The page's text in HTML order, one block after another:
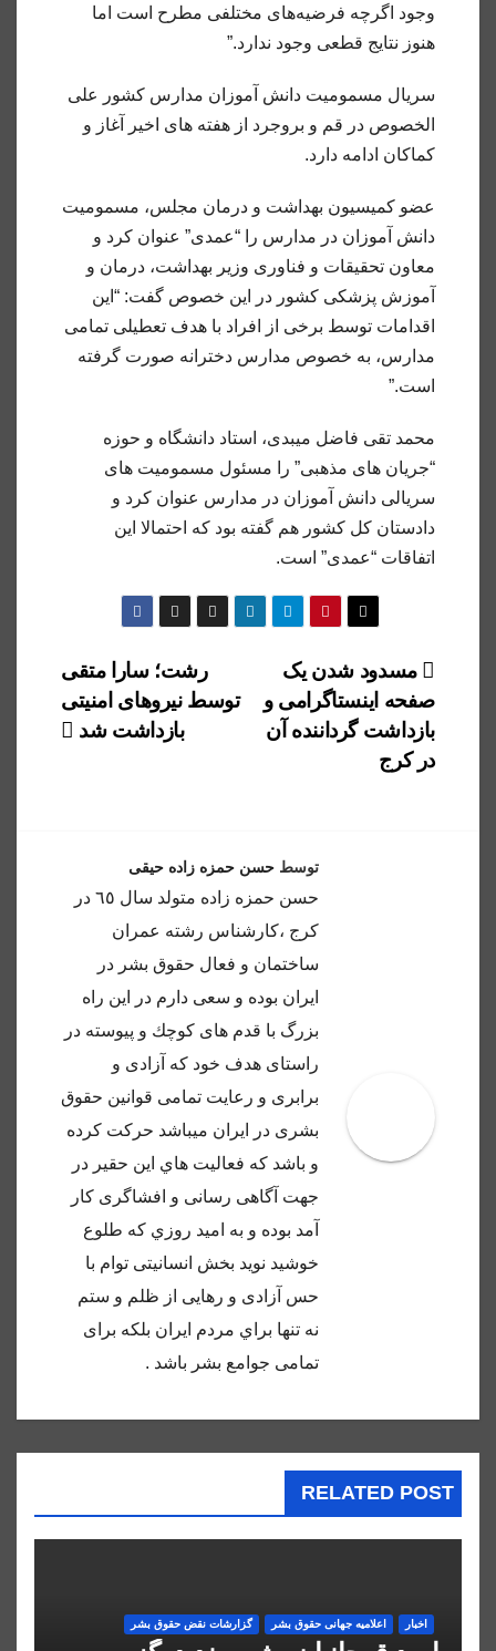
وجود اگرچه فرضیه‌های مختلفی مطرح است اما
هنوز نتایج قطعی‌ وجود ندارد.”
سریال مسمومیت دانش آموزان مدارس کشور علی
الخصوص در قم و بروجرد از هفته های اخیر آغاز و
کماکان ادامه دارد.
عضو کمیسیون بهداشت و درمان مجلس، مسمومیت
دانش آموزان در مدارس را “عمدی” عنوان کرد و
معاون تحقیقات و فناوری وزیر بهداشت، درمان و
آموزش پزشکی کشور در این خصوص گفت: “این
اقدامات توسط برخی از افراد با هدف تعطیلی تمامی
مدارس، به خصوص مدارس دخترانه صورت گرفته
است.”
محمد تقی فاضل میبدی، استاد دانشگاه و حوزه
“جریان های مذهبی” را مسئول مسمومیت های
سریالی دانش آموزان در مدارس عنوان کرد و
دادستان کل کشور هم گفته بود که احتمالا این
اتفاقات “عمدی” است.
راهبری
نوشته
رشت؛ سارا متقی
توسط نیروهای امنیتی
بازداشت شد
مسدود شدن یک
صفحه اینستاگرامی و
بازداشت گرداننده آن
در کرج
توسط حسن حمزه زاده حیقی
حسن حمزه زاده متولد سال ٦٥ در
كرج ،كارشناس رشته عمران
ساختمان و فعال حقوق بشر در
ايران بوده و سعى دارم در اين راه
بزرگ با قدم هاى كوچك و پيوسته در
راستاى هدف خود كه آزادى و
برابرى و رعايت تمامى قوانين حقوق
بشرى در ايران ميباشد حركت كرده
و باشد كه فعاليت هاي اين حقير در
جهت آگاهى رسانى و افشاگرى كار
آمد بوده و به اميد روزي كه طلوع
خوشيد نويد بخش انسانيتى توام با
حس آزادى و رهايى از ظلم و ستم
نه تنها براي مردم ايران بلكه براى
تمامى جوامع بشر باشد .
RELATED POST
اخبار اعلاميه جهانی حقوق بشر گزارشات نقض حقوق بشر